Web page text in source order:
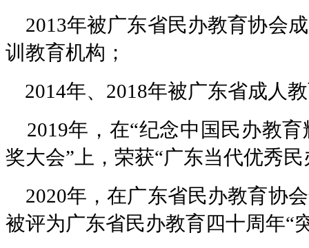
2013年被广东省民办教育协会
训教育机构；
2014年、2018年被广东省成人
2019年，在“纪念中国民办教
奖大会”上，荣获“广东当代优秀
2020年，在广东省民办教育协
被评为广东省民办教育四十周年“